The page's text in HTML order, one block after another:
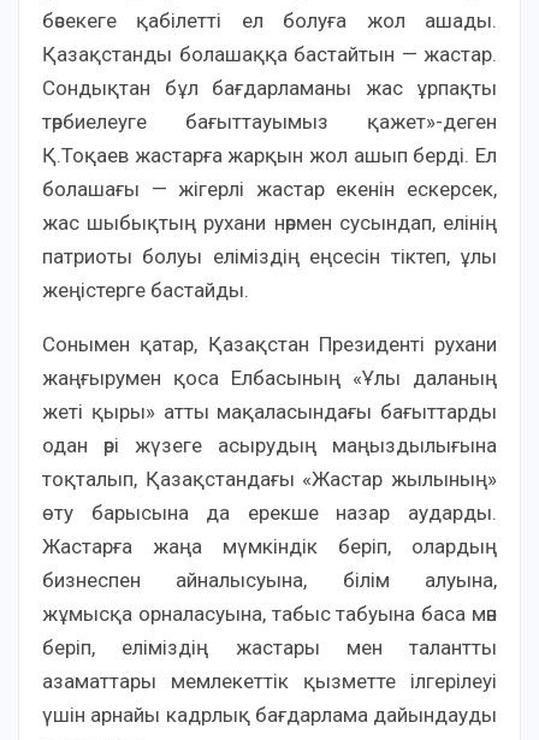
бәсекеге қабілетті ел болуға жол ашады.
Қазақстанды болашаққа бастайтын — жастар.
Сондықтан бұл бағдарламаны жас ұрпақты
тәрбиелеуге бағыттауымыз қажет»-деген
Қ.Тоқаев жастарға жарқын жол ашып берді. Ел
болашағы — жігерлі жастар екенін ескерсек,
жас шыбықтың рухани нәрмен сусындап, елінің
патриоты болуы еліміздің еңсесін тіктеп, ұлы
жеңістерге бастайды.
Сонымен қатар, Қазақстан Президенті рухани
жаңғырумен қоса Елбасының «Ұлы даланың
жеті қыры» атты мақаласындағы бағыттарды
одан әрі жүзеге асырудың маңыздылығына
тоқталып, Қазақстандағы «Жастар жылының»
өту барысына да ерекше назар аударды.
Жастарға жаңа мүмкіндік беріп, олардың
бизнеспен айналысуына, білім алуына,
жұмысқа орналасуына, табыс табуына баса мән
беріп, еліміздің жастары мен талантты
азаматтары мемлекеттік қызметте ілгерілеуі
үшін арнайы кадрлық бағдарлама дайындауды